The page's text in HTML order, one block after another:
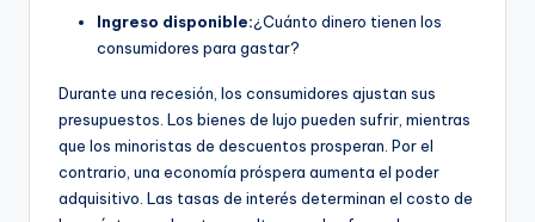
Ingreso disponible:¿Cuánto dinero tienen los
consumidores para gastar?
Durante una recesión, los consumidores ajustan sus
presupuestos. Los bienes de lujo pueden sufrir, mientras
que los minoristas de descuentos prosperan. Por el
contrario, una economía próspera aumenta el poder
adquisitivo. Las tasas de interés determinan el costo de